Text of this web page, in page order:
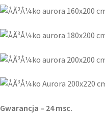
Gwarancja – 24 msc.